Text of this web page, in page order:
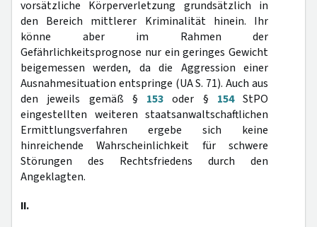
vorsätzliche Körperverletzung grundsätzlich in
den Bereich mittlerer Kriminalität hinein. Ihr
könne aber im Rahmen der
Gefährlichkeitsprognose nur ein geringes Gewicht
beigemessen werden, da die Aggression einer
Ausnahmesituation entspringe (UA S. 71). Auch aus
den jeweils gemäß § 153 oder § 154StPO
eingestellten weiteren staatsanwaltschaftlichen
Ermittlungsverfahren ergebe sich keine
hinreichende Wahrscheinlichkeit für schwere
Störungen des Rechtsfriedens durch den
Angeklagten.
II.